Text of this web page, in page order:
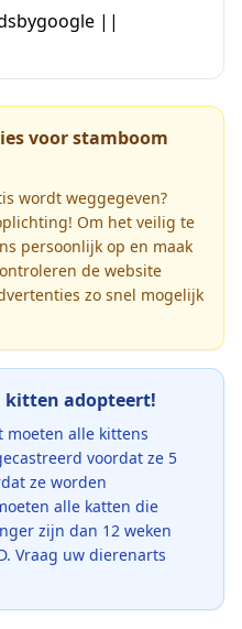
||
voor stamboom
wordt weggegeven?
Om het veilig te
persoonlijk op en maak
de website
zo snel mogelijk
kitten adopteert!
moeten alle kittens
voordat ze 5
ze worden
alle katten die
zijn dan 12 weken
Vraag uw dierenarts